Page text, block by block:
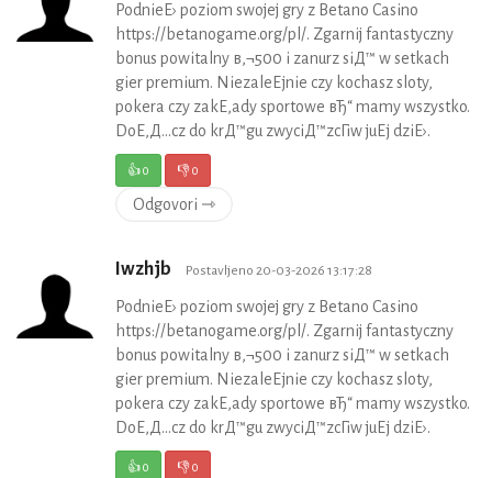
PodnieЕ› poziom swojej gry z Betano Casino
https://betanogame.org/pl/. Zgarnij fantastyczny
bonus powitalny в‚¬500 i zanurz siД™ w setkach
gier premium. NiezaleЕјnie czy kochasz sloty,
pokera czy zakЕ‚ady sportowe вЂ“ mamy wszystko.
DoЕ‚Д…cz do krД™gu zwyciД™zcГіw juЕј dziЕ›.
👍0 👎0
Odgovori ⇾
Iwzhjb Postavljeno 20-03-2026 13:17:28
PodnieЕ› poziom swojej gry z Betano Casino
https://betanogame.org/pl/. Zgarnij fantastyczny
bonus powitalny в‚¬500 i zanurz siД™ w setkach
gier premium. NiezaleЕјnie czy kochasz sloty,
pokera czy zakЕ‚ady sportowe вЂ“ mamy wszystko.
DoЕ‚Д…cz do krД™gu zwyciД™zcГіw juЕј dziЕ›.
👍0 👎0